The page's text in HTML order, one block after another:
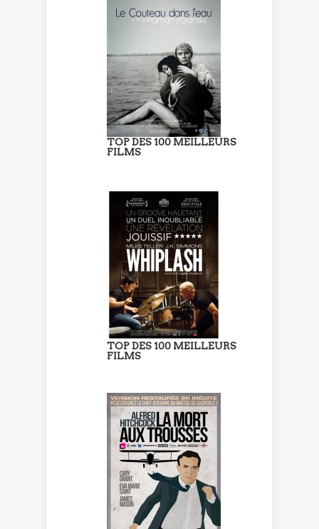
TOP DES 100 MEILLEURS
FILMS
TOP DES 100 MEILLEURS
FILMS